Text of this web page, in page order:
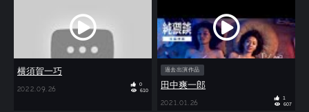
横須賀一巧
2022.09.26
0
610
過去出演作品
田中爽一郎
2021.01.26
1
607